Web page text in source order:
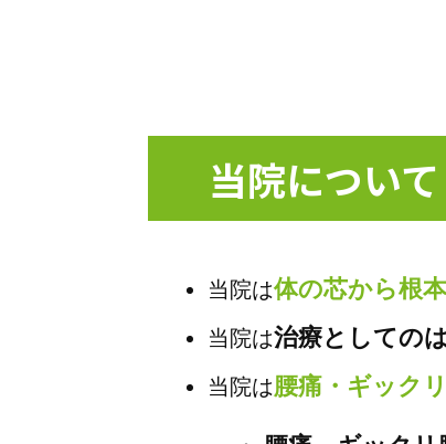
当院について
当院は体の芯から根
当院は治療としての
当院は腰痛・ギック